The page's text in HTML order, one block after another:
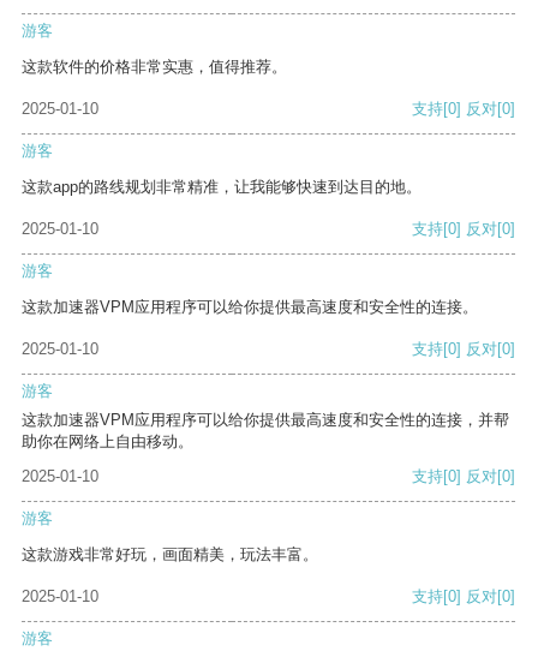
游客
这款软件的价格非常实惠，值得推荐。
2025-01-10 支持[0] 反对[0]
游客
这款app的路线规划非常精准，让我能够快速到达目的地。
2025-01-10 支持[0] 反对[0]
游客
这款加速器VPM应用程序可以给你提供最高速度和安全性的连接。
2025-01-10 支持[0] 反对[0]
游客
这款加速器VPM应用程序可以给你提供最高速度和安全性的连接，并帮
助你在网络上自由移动。
2025-01-10
支持[0] 反对[0]
游客
这款游戏非常好玩，画面精美，玩法丰富。
2025-01-10 支持[0] 反对[0]
游客